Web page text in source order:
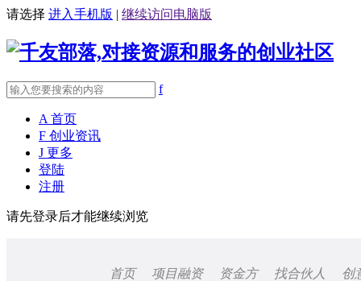
请选择 进入手机版 | 继续访问电脑版
f
A 首页
F 创业资讯
J 更多
登陆
注册
请先登录后才能继续浏览
首页 项目融资 资金方 找合伙人
创